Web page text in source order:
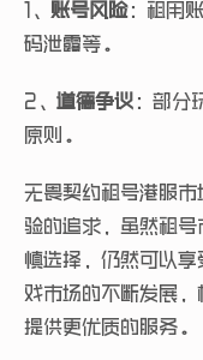
1、 账号风险：租用
码泄露等。
2、 道德争议 ：部分
原则。
无畏契约租号港服
验的追求，虽然租
慎选择，仍然可以
戏市场的不断发展
提供更优质的服务。